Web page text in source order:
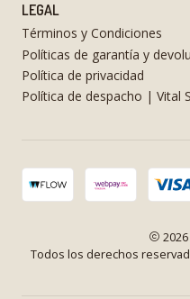
LEGAL
Términos y Condiciones
Políticas de garantía y
Política de privacidad
Política de despacho | Vital
Todos los derechos